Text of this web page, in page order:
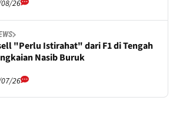
26
"Perlu Istirahat" dari F1 di Tengah
Nasib Buruk
26